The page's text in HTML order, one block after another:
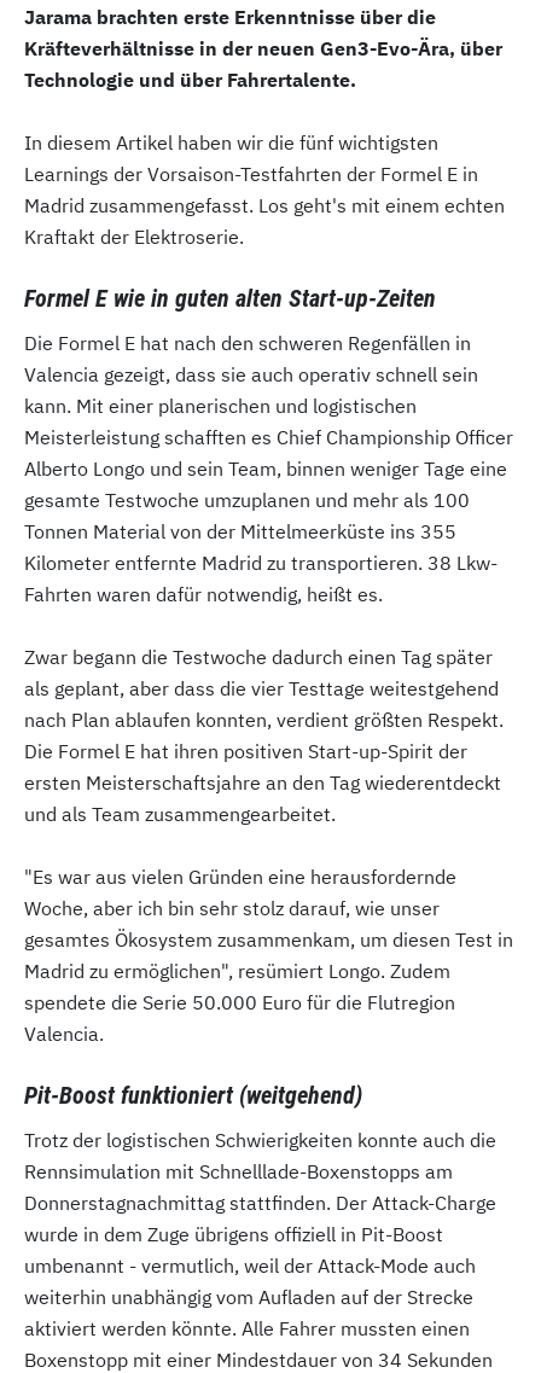
Jarama brachten erste Erkenntnisse über die
Kräfteverhältnisse in der neuen Gen3-Evo-Ära, über
Technologie und über Fahrertalente.
In diesem Artikel haben wir die fünf wichtigsten
Learnings der Vorsaison-Testfahrten der Formel E in
Madrid zusammengefasst. Los geht's mit einem echten
Kraftakt der Elektroserie.
Formel E wie in guten alten Start-up-Zeiten
Die Formel E hat nach den schweren Regenfällen in
Valencia gezeigt, dass sie auch operativ schnell sein
kann. Mit einer planerischen und logistischen
Meisterleistung schafften es Chief Championship Officer
Alberto Longo und sein Team, binnen weniger Tage eine
gesamte Testwoche umzuplanen und mehr als 100
Tonnen Material von der Mittelmeerküste ins 355
Kilometer entfernte Madrid zu transportieren. 38 Lkw-
Fahrten waren dafür notwendig, heißt es.
Zwar begann die Testwoche dadurch einen Tag später
als geplant, aber dass die vier Testtage weitestgehend
nach Plan ablaufen konnten, verdient größten Respekt.
Die Formel E hat ihren positiven Start-up-Spirit der
ersten Meisterschaftsjahre an den Tag wiederentdeckt
und als Team zusammengearbeitet.
"Es war aus vielen Gründen eine herausfordernde
Woche, aber ich bin sehr stolz darauf, wie unser
gesamtes Ökosystem zusammenkam, um diesen Test in
Madrid zu ermöglichen", resümiert Longo. Zudem
spendete die Serie 50.000 Euro für die Flutregion
Valencia.
Pit-Boost funktioniert (weitgehend)
Trotz der logistischen Schwierigkeiten konnte auch die
Rennsimulation mit Schnelllade-Boxenstopps am
Donnerstagnachmittag stattfinden. Der Attack-Charge
wurde in dem Zuge übrigens offiziell in Pit-Boost
umbenannt - vermutlich, weil der Attack-Mode auch
weiterhin unabhängig vom Aufladen auf der Strecke
aktiviert werden könnte. Alle Fahrer mussten einen
Boxenstopp mit einer Mindestdauer von 34 Sekunden